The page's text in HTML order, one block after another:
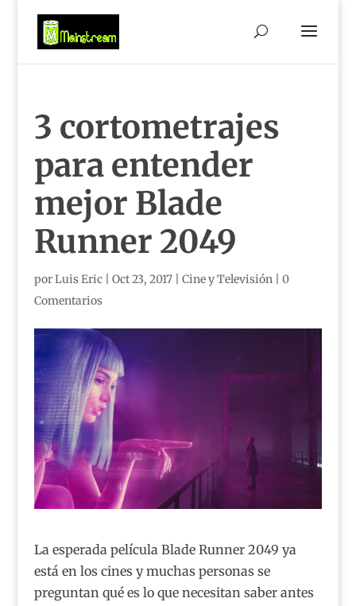
3 cortometrajes
para entender
mejor Blade
Runner 2049
porLuis Eric| Oct 23, 2017| Cine y Televisión| 0
Comentarios
La esperada película Blade Runner 2049 ya
está en los cines y muchas personas se
preguntan qué es lo que necesitan saber antes